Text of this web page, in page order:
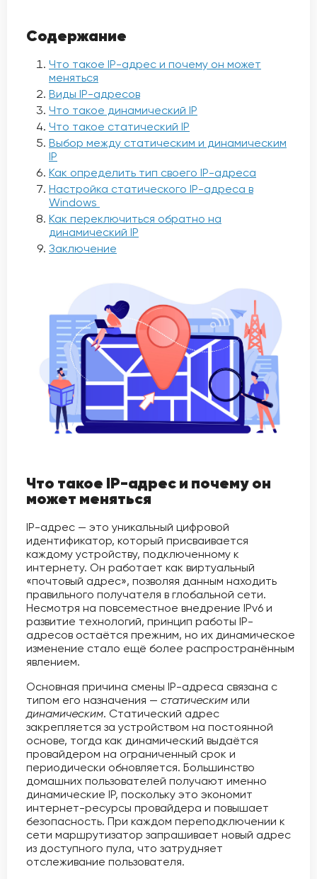
Cодержание
Что такое IP-адрес и почему он может
меняться
Виды IP-адресов
Что такое динамический IP
Что такое статический IP
Выбор между статическим и динамическим
IP
Как определить тип своего IP-адреса
Настройка статического IP-адреса в
Windows
Как переключиться обратно на
динамический IP
Заключение
Что такое IP-адрес и почему он
может меняться
IP-адрес — это уникальный цифровой
идентификатор, который присваивается
каждому устройству, подключенному к
интернету. Он работает как виртуальный
«почтовый адрес», позволяя данным находить
правильного получателя в глобальной сети.
Несмотря на повсеместное внедрение IPv6 и
развитие технологий, принцип работы IP-
адресов остаётся прежним, но их динамическое
изменение стало ещё более распространённым
явлением.
Основная причина смены IP-адреса связана с
типом его назначения — статическим или
динамическим. Статический адрес
закрепляется за устройством на постоянной
основе, тогда как динамический выдаётся
провайдером на ограниченный срок и
периодически обновляется. Большинство
домашних пользователей получают именно
динамические IP, поскольку это экономит
интернет-ресурсы провайдера и повышает
безопасность. При каждом переподключении к
сети маршрутизатор запрашивает новый адрес
из доступного пула, что затрудняет
отслеживание пользователя.